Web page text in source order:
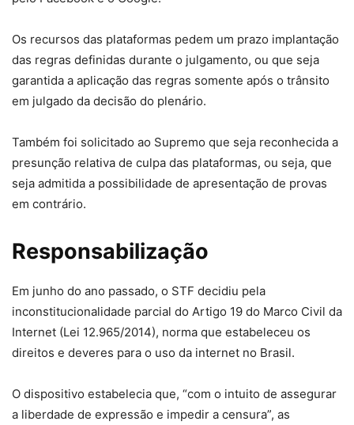
Os recursos das plataformas pedem um prazo implantação
das regras definidas durante o julgamento, ou que seja
garantida a aplicação das regras somente após o trânsito
em julgado da decisão do plenário.
Também foi solicitado ao Supremo que seja reconhecida a
presunção relativa de culpa das plataformas, ou seja, que
seja admitida a possibilidade de apresentação de provas
em contrário.
Responsabilização
Em junho do ano passado, o STF decidiu pela
inconstitucionalidade parcial do Artigo 19 do Marco Civil da
Internet (Lei 12.965/2014), norma que estabeleceu os
direitos e deveres para o uso da internet no Brasil.
O dispositivo estabelecia que, “com o intuito de assegurar
a liberdade de expressão e impedir a censura”, as